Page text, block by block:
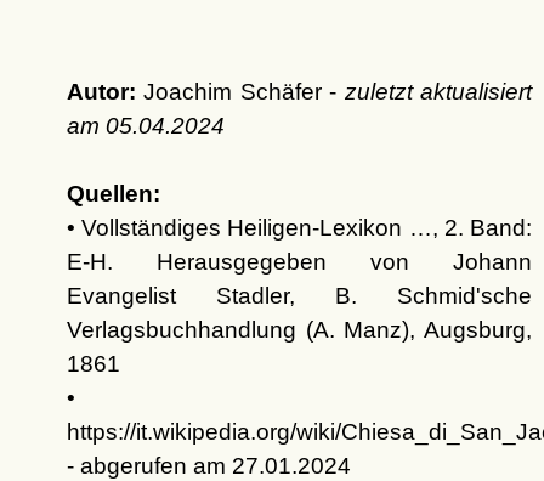
Autor: Joachim Schäfer - zuletzt aktualisiert
am 05.04.2024
Quellen:
• Vollständiges Heiligen-Lexikon …, 2. Band:
E-H. Herausgegeben von Johann
Evangelist Stadler, B. Schmid'sche
Verlagsbuchhandlung (A. Manz), Augsburg,
1861
•
https://it.wikipedia.org/wiki/
- abgerufen am 27.01.2024